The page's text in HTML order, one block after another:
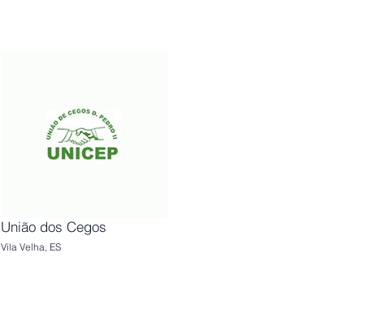
União dos Cegos
Vila Velha, ES